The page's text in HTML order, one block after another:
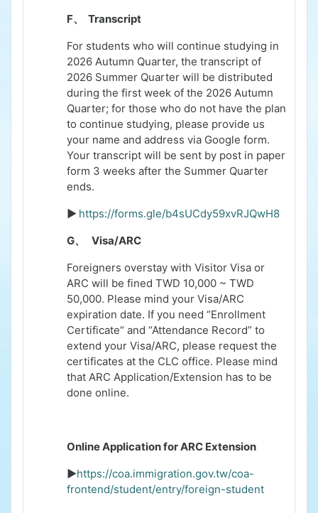
F、 Transcript
For students who will continue studying in
2026 Autumn Quarter, the transcript of
2026 Summer Quarter will be distributed
during the first week of the 2026 Autumn
Quarter; for those who do not have the plan
to continue studying, please provide us
your name and address via Google form.
Your transcript will be sent by post in paper
form 3 weeks after the Summer Quarter
ends.
► https://forms.gle/b4sUCdy59xvRJQwH8
G、 Visa/ARC
Foreigners overstay with Visitor Visa or
ARC will be fined TWD 10,000 ~ TWD
50,000. Please mind your Visa/ARC
expiration date. If you need “Enrollment
Certificate“ and “Attendance Record” to
extend your Visa/ARC, please request the
certificates at the CLC office. Please mind
that ARC Application/Extension has to be
done online.
Online Application for ARC Extension
►https://coa.immigration.gov.tw/coa-
frontend/student/entry/foreign-student